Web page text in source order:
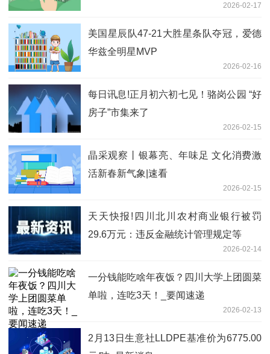
2026-02-17
美国星辰队47-21大胜星条队夺冠，爱德
华兹全明星MVP
2026-02-16
每日讯息!正月初六初七见！骆岗公园 “好
房子”市集来了
2026-02-15
晶采观察丨银幕亮、年味足 文化消费激
活新春新气象|速看
2026-02-15
天天快报!四川北川农村商业银行被罚
29.6万元：违反金融统计管理规定等
2026-02-14
一分钱能吃啥年夜饭？四川大学上团圆菜
单啦，连吃3天！_要闻速递
2026-02-13
2月13日生意社LLDPE基准价为6775.00